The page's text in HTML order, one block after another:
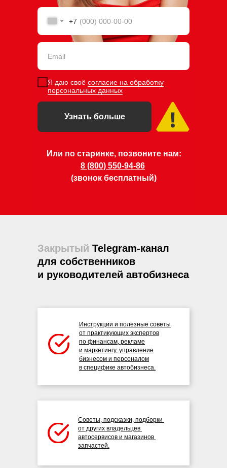
+7
Я даю своё согласие на обработку
персональных данных
Узнать больше
Или по старинке, позвоните нам:
8 (800) 550-94-86
(звонок бесплатный)
Закрытый Telegram-канал
для собственников
и руководителей автобизнеса
Инструкции и полезные советы
от практикующих экспертов
по финансам, рекламе
и маркетингу, управление
бизнесом и персоналом
в специфике автобизнеса.
Советы, подсказки, подборки
от других владельцев
автосервисов и магазинов
запчастей.